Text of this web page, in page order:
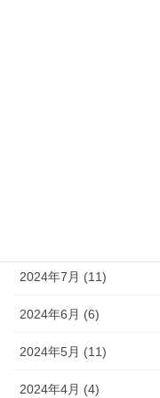
2024年7月 (11)
2024年6月 (6)
2024年5月 (11)
2024年4月 (4)